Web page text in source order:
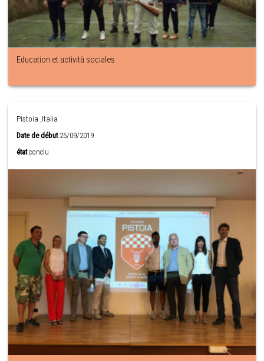
Education et actività sociales
Pistoia ,Italia
Date de début25/09/2019
état conclu